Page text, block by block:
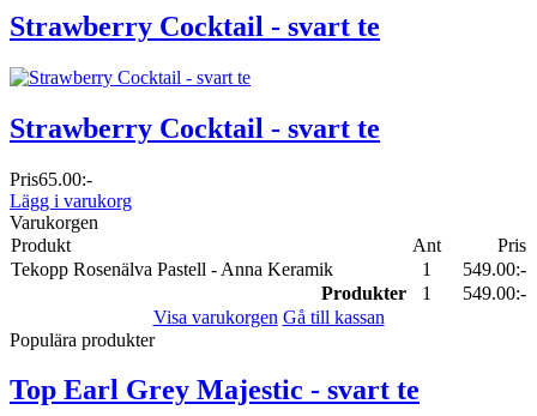
Strawberry Cocktail - svart te
Strawberry Cocktail - svart te
Pris65.00:-
Lägg i varukorg
Varukorgen
Produkt
Ant
Pris
Tekopp Rosenälva Pastell - Anna Keramik
1
549.00:-
Produkter
1
549.00:-
Visa varukorgen Gå till kassan
Populära produkter
Top Earl Grey Majestic - svart te